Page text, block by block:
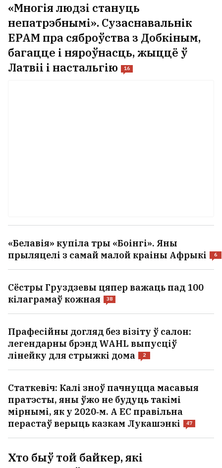
«Многія людзі стануць
непатрэбнымі». Сузаснавальнік
EPAM пра сяброўства з Добкіным,
багацце і няроўнасць, жыццё ў
Латвіі і настальгію
16
«Белавія» купіла тры «Боінгі». Яны
прыляцелі з самай малой краіны Афрыкі
6
Сёстры Груздзевы цяпер важаць пад 100
кілаграмаў кожная
38
Прафесійны догляд без візіту ў салон:
легендарны брэнд WAHL выпусціў
лінейку для стрыжкі дома
2
Статкевіч: Калі зноў пачнуцца масавыя
пратэсты, яны ўжо не будуць такімі
мірнымі, як у 2020‑м. А ЕС правільна
перастаў верыць казкам Лукашэнкі
47
Хто быў той байкер, які